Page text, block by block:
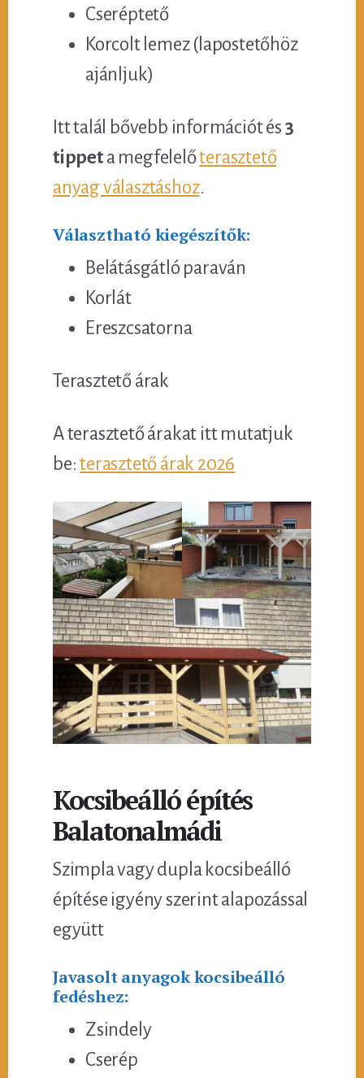
Cseréptető
Korcolt lemez (lapostetőhöz
ajánljuk)
Itt talál bővebb információt és 3
tippeta megfelelőterasztető
anyag választáshoz.
Választható kiegészítők:
Belátásgátló paraván
Korlát
Ereszcsatorna
Terasztető árak
A terasztető árakat itt mutatjuk
be:terasztető árak 2026
Kocsibeálló építés
Balatonalmádi
Szimpla vagy dupla kocsibeálló
építése igyény szerint alapozással
együtt
Javasolt anyagok kocsibeálló
fedéshez:
Zsindely
Cserép